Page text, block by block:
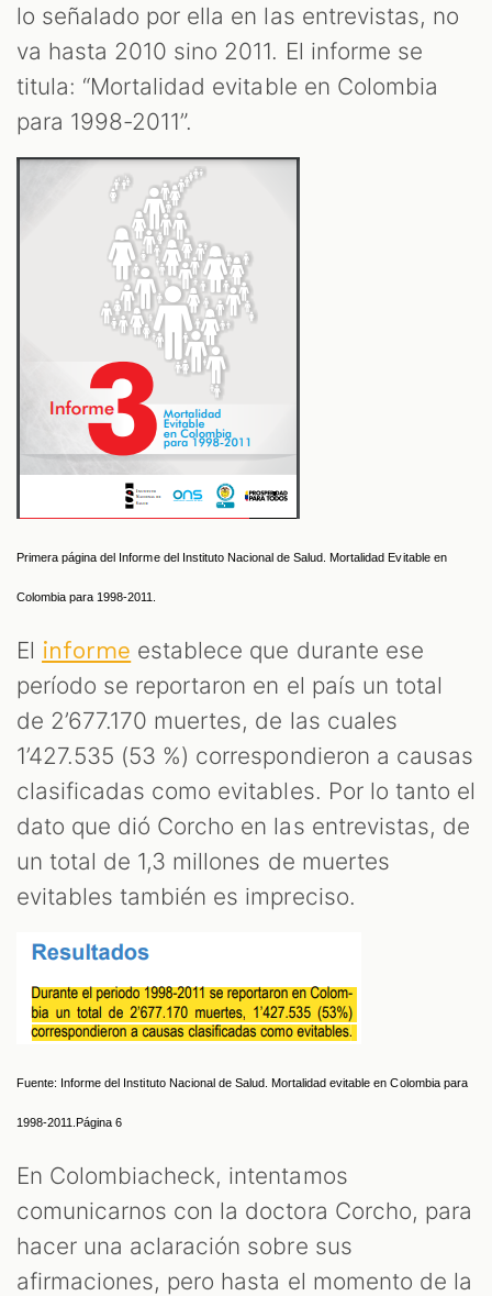
lo señalado por ella en las entrevistas, no
va hasta 2010 sino 2011. El informe se
titula: “Mortalidad evitable en Colombia
para 1998-2011”.
Primera página del Informe del Instituto Nacional de Salud. Mortalidad Evitable en
Colombia para 1998-2011.
El informe establece que durante ese
período se reportaron en el país un total
de 2’677.170 muertes, de las cuales
1’427.535 (53 %) correspondieron a causas
clasificadas como evitables. Por lo tanto el
dato que dió Corcho en las entrevistas, de
un total de 1,3 millones de muertes
evitables también es impreciso.
Fuente: Informe del Instituto Nacional de Salud. Mortalidad evitable en Colombia para
1998-2011.Página 6
En Colombiacheck, intentamos
comunicarnos con la doctora Corcho, para
hacer una aclaración sobre sus
afirmaciones, pero hasta el momento de la